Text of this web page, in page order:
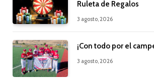
Ruleta de Regalos
3 agosto, 2026
¡Con todo por el
3 agosto, 2026